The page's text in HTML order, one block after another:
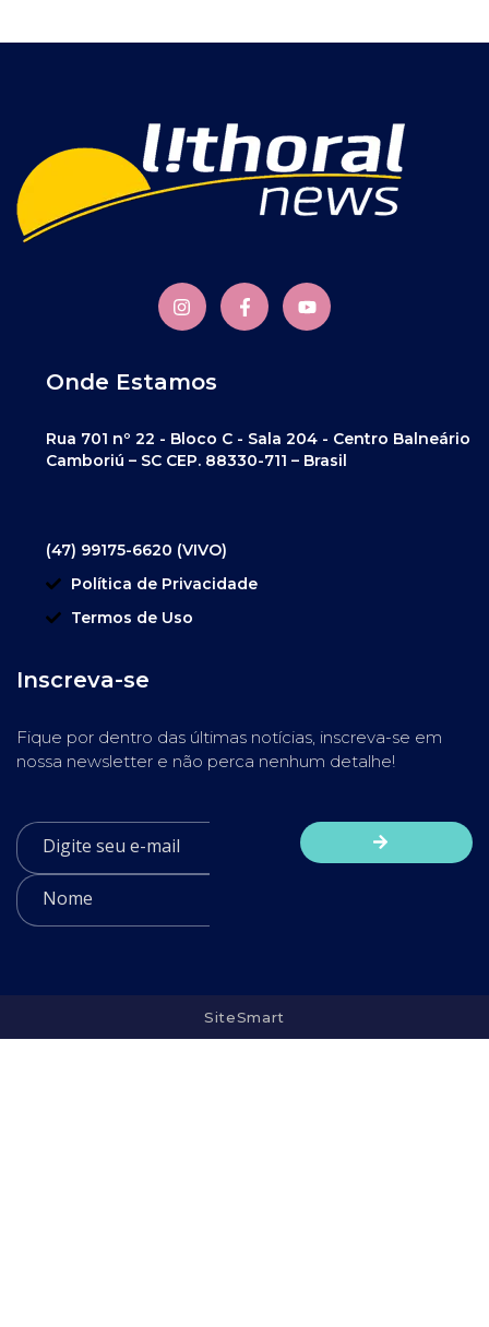
Onde Estamos
Rua 701 nº 22 - Bloco C - Sala 204 - Centro Balneário
Camboriú – SC CEP. 88330-711 – Brasil
(47) 99175-6620 (VIVO)
Política de Privacidade
Termos de Uso
Inscreva-se
Fique por dentro das últimas notícias, inscreva-se em
nossa newsletter e não perca nenhum detalhe!
SiteSmart